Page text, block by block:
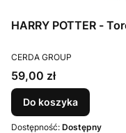
PRODUCENT
CERDA GROUP
Cena
59,00 zł
Do koszyka
Dostępność: Dostępny